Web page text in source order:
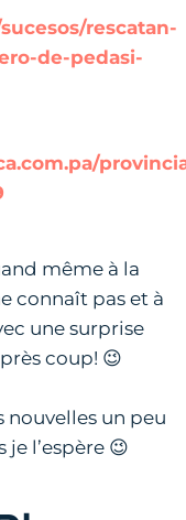
rescatan-
de-pedasi-
même à la
connaît pas et à
une surprise
coup! 😉
un peu
l’espère 😉